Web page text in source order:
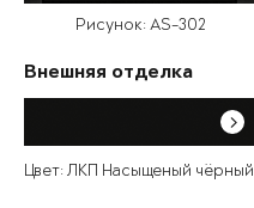
Рисунок: AS-302
Внешняя отделка
Цвет: ЛКП Насыщеный чёрный